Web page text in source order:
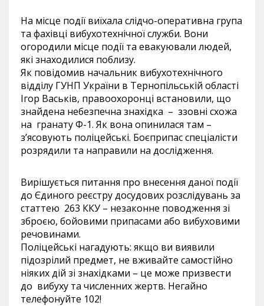
На місце події виїхала слідчо-оперативна група
та фахівці вибухотехнічної служби. Вони
огородили місце події та евакуювали людей,
які знаходилися поблизу.
Як повідомив начальник вибухотехнічного
відділу ГУНП України в Тернопільській області
Ігор Васьків, правоохоронці встановили, що
знайдена небезпечна знахідка – ззовні схожа
на гранату Ф-1. Як вона опинилася там –
з’ясовують поліцейські. Боєприпас спеціалісти
розрядили та направили на дослідження.
Вирішується питання про внесення даної події
до Єдиного реєстру досудових розслідувань за
статтею 263 ККУ – незаконне поводження зі
зброєю, бойовими припасами або вибуховими
речовинами.
Поліцейські нагадують: якщо ви виявили
підозрілий предмет, не вживайте самостійно
ніяких дій зі знахідками – це може призвести
до вибуху та численних жертв. Негайно
телефонуйте 102!